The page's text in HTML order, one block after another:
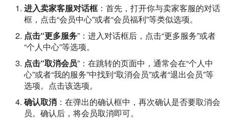
进入卖家客服对话框：首先，打开你与卖家客服的对话
框，点击“会员中心”或者“会员福利”等类似选项。
点击“更多服务”：进入对话框后，点击“更多服务”或者
“个人中心”等选项。
点击“取消会员”：在跳转的页面中，通常会在“个人中
心”或者“我的服务”中找到“取消会员”或者“退出会员”等
选项。点击该选项。
确认取消 ：在弹出的确认框中，再次确认是否要取消会
员。确认后，将会员取消即可。